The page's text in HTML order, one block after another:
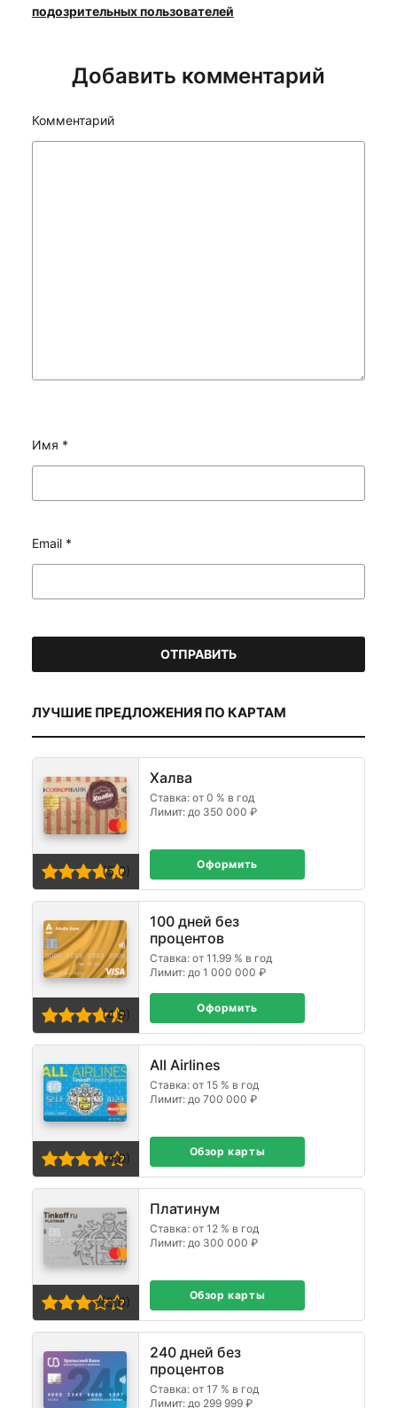
подозрительных пользователей
Добавить комментарий
Комментарий
Имя *
Email *
ЛУЧШИЕ ПРЕДЛОЖЕНИЯ ПО КАРТАМ
Халва
Ставка: от 0 % в год
Лимит: до 350 000 ₽
(5,0) Оформить
100 дней без
процентов
Ставка: от 11.99 % в год
Лимит: до 1 000 000 ₽
(4,9) Оформить
All Airlines
Ставка: от 15 % в год
Лимит: до 700 000 ₽
(4,0) Обзор карты
Платинум
Ставка: от 12 % в год
Лимит: до 300 000 ₽
(3,0) Обзор карты
240 дней без
процентов
Ставка: от 17 % в год
Лимит: до 299 999 ₽